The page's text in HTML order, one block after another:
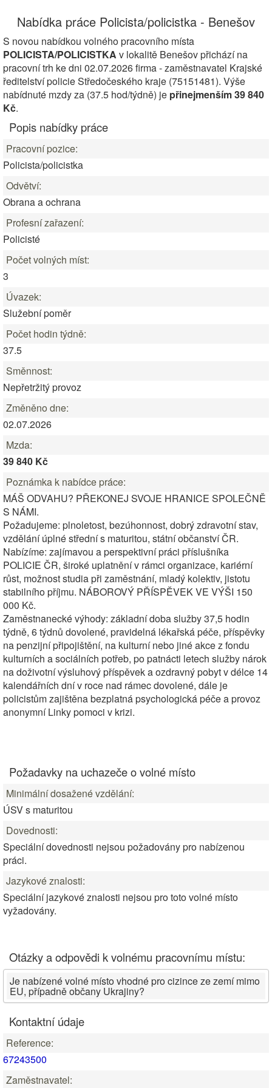
Nabídka práce Policista/policistka - Benešov
S novou nabídkou volného pracovního místa
POLICISTA/POLICISTKA v lokalitě Benešov přichází na
pracovní trh ke dni 02.07.2026 firma - zaměstnavatel Krajské
ředitelství policie Středočeského kraje (75151481). Výše
nabídnuté mzdy za (37.5 hod/týdně) je přinejmenším 39 840
Kč.
Popis nabídky práce
Pracovní pozice:
Policista/policistka
Odvětví:
Obrana a ochrana
Profesní zařazení:
Policisté
Počet volných míst:
3
Úvazek:
Služební poměr
Počet hodin týdně:
37.5
Směnnost:
Nepřetržitý provoz
Změněno dne:
02.07.2026
Mzda:
39 840 Kč
Poznámka k nabídce práce:
MÁŠ ODVAHU? PŘEKONEJ SVOJE HRANICE SPOLEČNĚ
S NÁMI.
Požadujeme: plnoletost, bezúhonnost, dobrý zdravotní stav,
vzdělání úplné střední s maturitou, státní občanství ČR.
Nabízíme: zajímavou a perspektivní práci příslušníka
POLICIE ČR, široké uplatnění v rámci organizace, kariérní
růst, možnost studia při zaměstnání, mladý kolektiv, jistotu
stabilního příjmu. NÁBOROVÝ PŘÍSPĚVEK VE VÝŠI 150
000 Kč.
Zaměstnanecké výhody: základní doba služby 37,5 hodin
týdně, 6 týdnů dovolené, pravidelná lékařská péče, příspěvky
na penzijní připojištění, na kulturní nebo jiné akce z fondu
kulturních a sociálních potřeb, po patnácti letech služby nárok
na doživotní výsluhový příspěvek a ozdravný pobyt v délce 14
kalendářních dní v roce nad rámec dovolené, dále je
policistům zajištěna bezplatná psychologická péče a provoz
anonymní Linky pomoci v krizi.
Požadavky na uchazeče o volné místo
Minimální dosažené vzdělání:
ÚSV s maturitou
Dovednosti:
Speciální dovednosti nejsou požadovány pro nabízenou
práci.
Jazykové znalosti:
Speciální jazykové znalosti nejsou pro toto volné místo
vyžadovány.
Otázky a odpovědi k volnému pracovnímu místu:
Je nabízené volné místo vhodné pro cizince ze zemí mimo
EU, případně občany Ukrajiny?
Kontaktní údaje
Reference:
67243500
Zaměstnavatel: